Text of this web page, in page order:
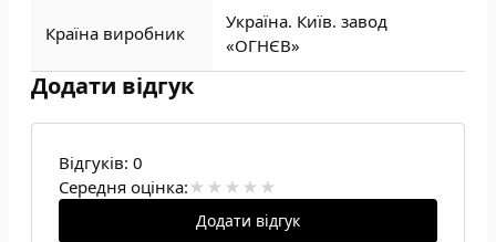
Країна виробник
Україна. Київ. завод
«ОГНЄВ»
Додати відгук
Відгуків: 0
Середня оцінка:
Додати відгук